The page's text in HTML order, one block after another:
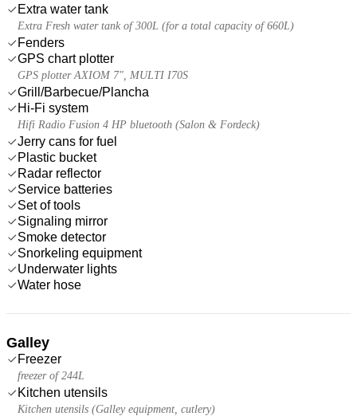
Extra water tank
Extra Fresh water tank of 300L (for a total capacity of 660L)
Fenders
GPS chart plotter
GPS plotter AXIOM 7", MULTI I70S
Grill/Barbecue/Plancha
Hi-Fi system
Hifi Radio Fusion 4 HP bluetooth (Salon & Fordeck)
Jerry cans for fuel
Plastic bucket
Radar reflector
Service batteries
Set of tools
Signaling mirror
Smoke detector
Snorkeling equipment
Underwater lights
Water hose
Galley
Freezer
freezer of 244L
Kitchen utensils
Kitchen utensils (Galley equipment, cutlery)